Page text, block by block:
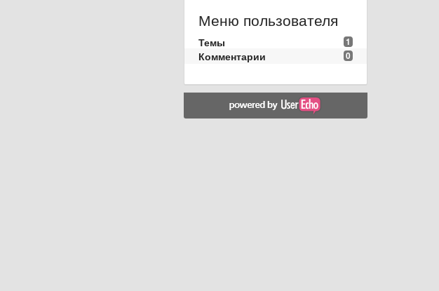
Меню пользователя
1
Темы
0
Комментарии